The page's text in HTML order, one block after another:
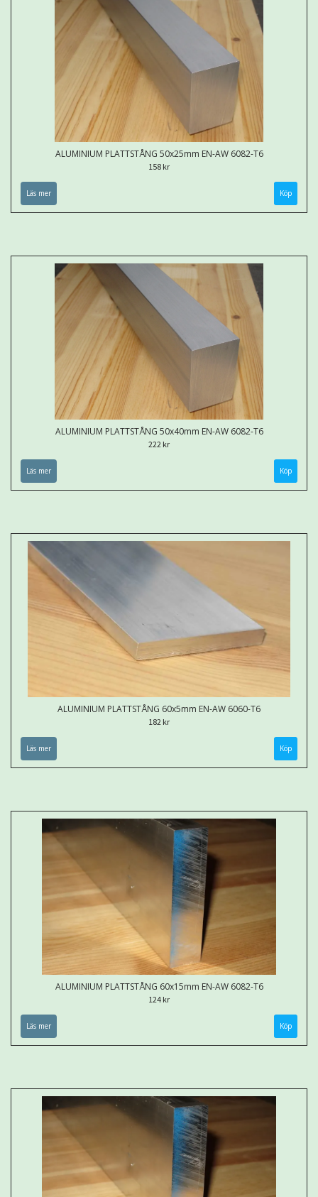
ALUMINIUM PLATTSTÅNG 50x25mm EN-AW 6082-T6
158 kr
Läs mer Köp
ALUMINIUM PLATTSTÅNG 50x40mm EN-AW 6082-T6
222 kr
Läs mer Köp
ALUMINIUM PLATTSTÅNG 60x5mm EN-AW 6060-T6
182 kr
Läs mer Köp
ALUMINIUM PLATTSTÅNG 60x15mm EN-AW 6082-T6
124 kr
Läs mer Köp